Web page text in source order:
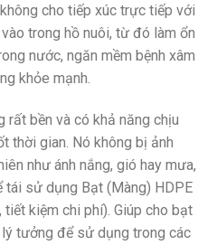
cho tiếp xúc trực tiếp với
trong hồ nuôi, từ đó làm ổn
nước, ngăn mềm bệnh xâm
khỏe mạnh.
rất bền và có khả năng chịu
thời gian. Nó không bị ảnh
như ánh nắng, gió hay mưa,
sử dụng Bạt (Màng) HDPE
kiệm chi phí). Giúp cho bạt
tưởng để sử dụng trong các